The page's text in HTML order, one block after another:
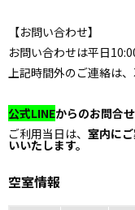
【お問い合わせ】
お問い合わせは平日
上記時間外のご連絡は
公式LINEからのお問合
ご利用当日は、 室内に
いいたします。
空室情報